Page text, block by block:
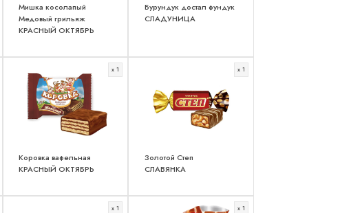
Мишка косолапый
Медовый грильяж
КРАСНЫЙ ОКТЯБРЬ
Бурундук достал фундук
СЛАДУНИЦА
x 1
Коровка вафельная
КРАСНЫЙ ОКТЯБРЬ
x 1
Золотой Степ
СЛАВЯНКА
x 1 x 1